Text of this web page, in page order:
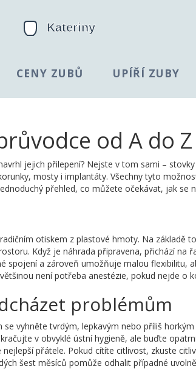
CENY ZUBŮ UPÍŘÍ ZUBY
od A do Z
jejich přilepení? Nejste v tom sami –
mosty i implantáty. Všechny tyto
přehled, co můžete očekávat, jak se
otiskem z plastové hmoty. Na základě
Když je náhrada připravena, přichází na
spojení a zároveň umožňuje malou flexibilitu,
není potřeba anestézie, pokud nejde o
problémům
vyhněte tvrdým, lepkavým nebo příliš
v obvyklé ústní hygieně, ale buďte
přátele. Pokud cítíte citlivost, zkuste
šest měsíců pomůže odhalit případné